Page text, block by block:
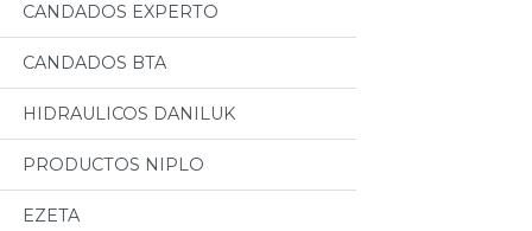
CANDADOS EXPERTO
CANDADOS BTA
HIDRAULICOS DANILUK
PRODUCTOS NIPLO
EZETA